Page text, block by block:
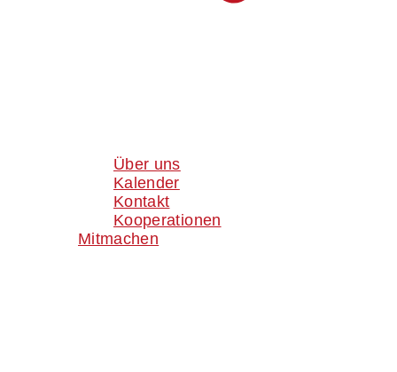
Über uns
Kalender
Kontakt
Kooperationen
Mitmachen